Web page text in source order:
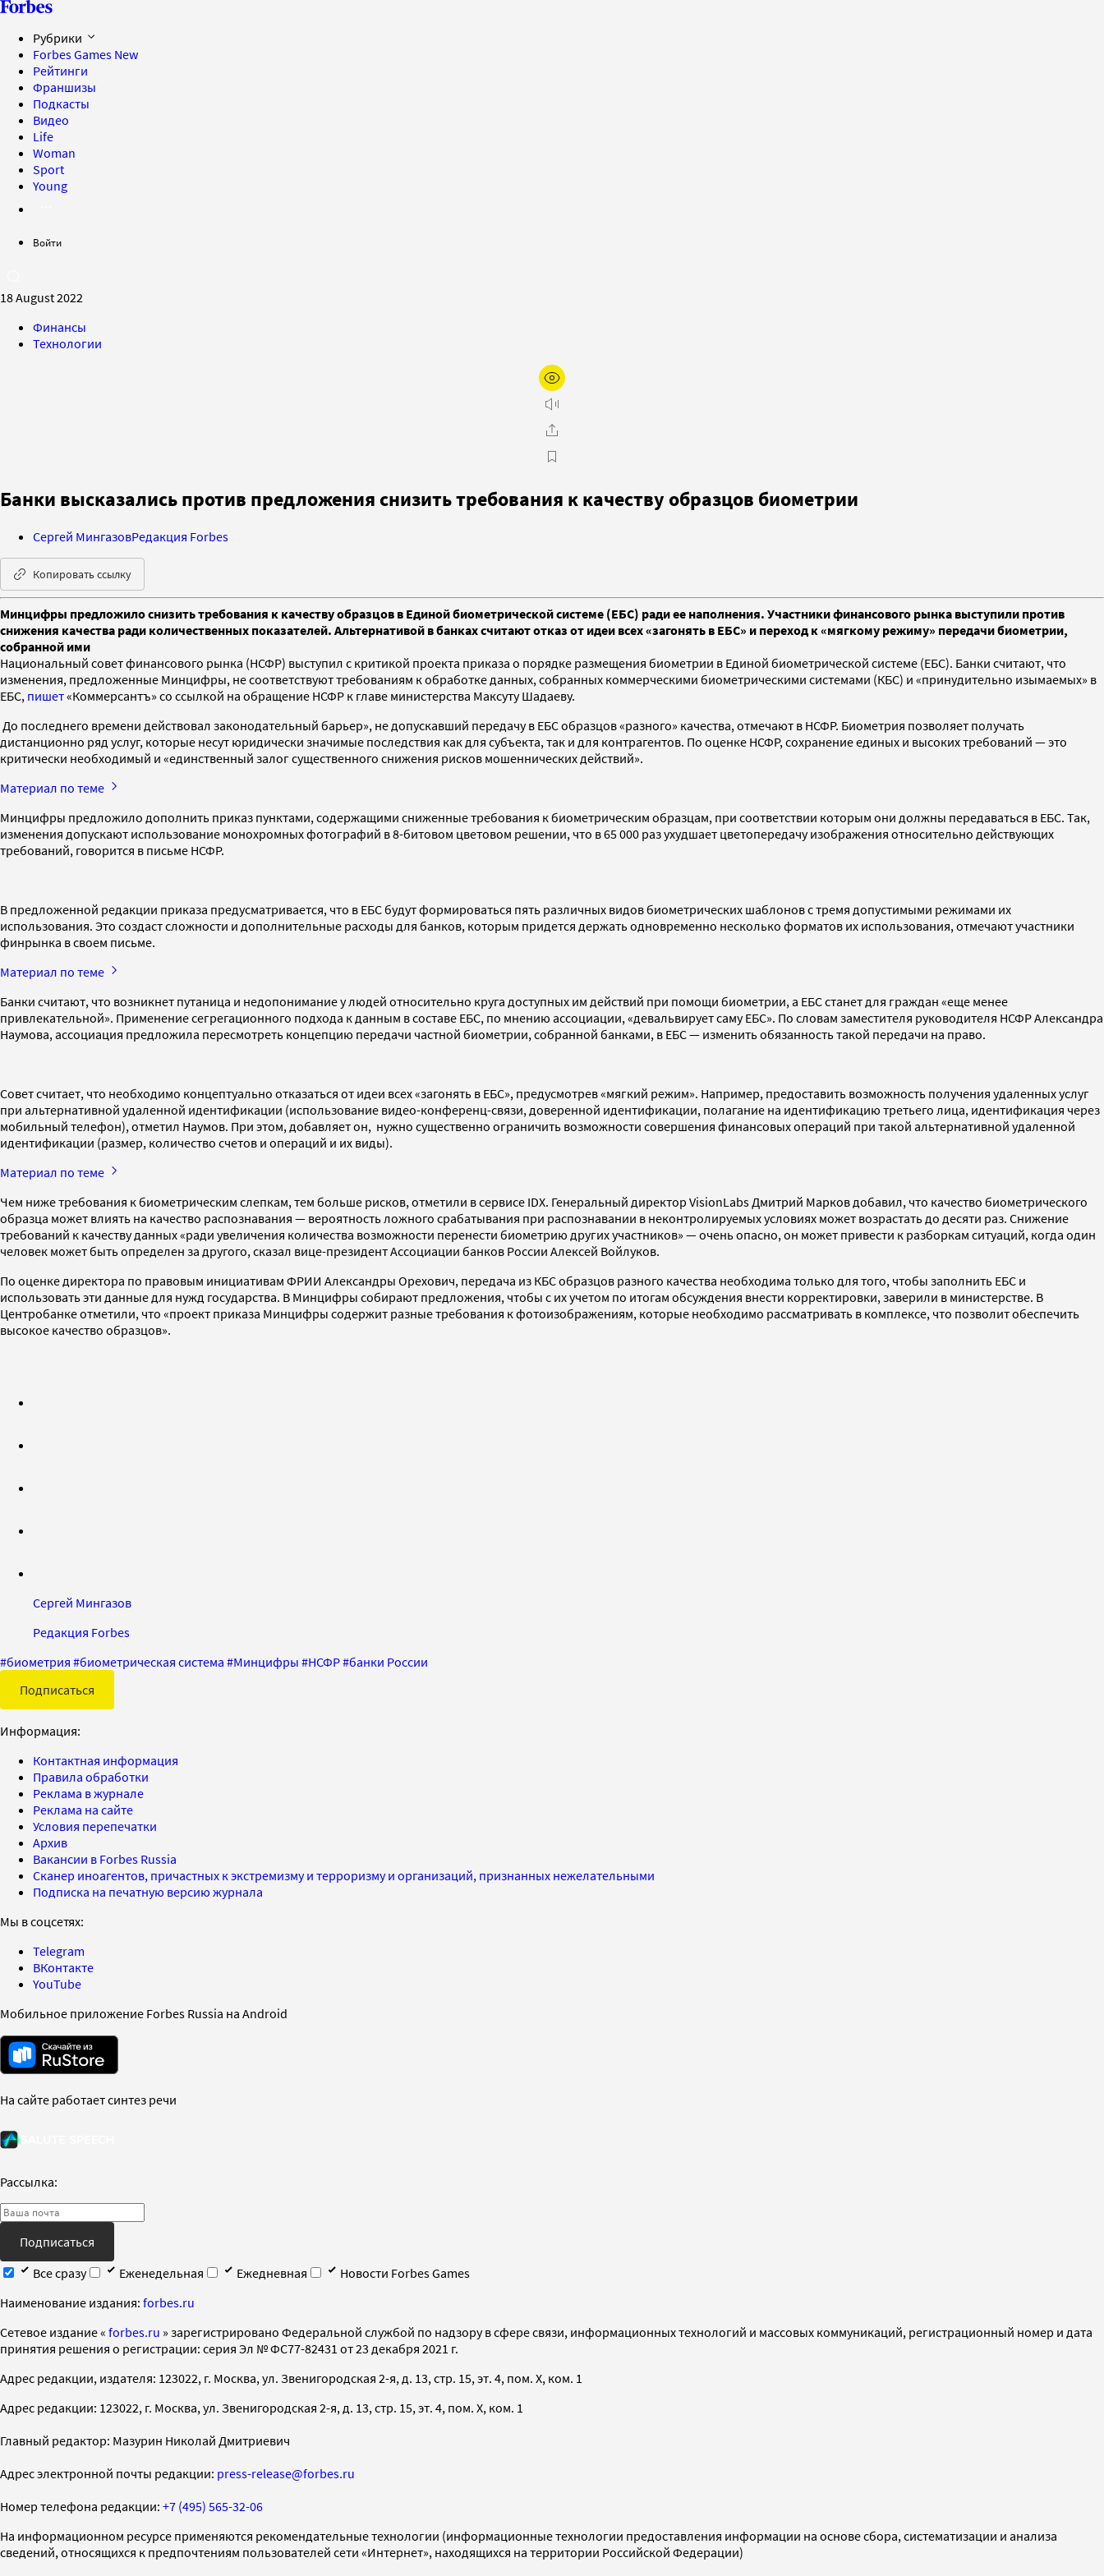
Рубрики
Forbes Games New
Рейтинги
Франшизы
Подкасты
Видео
Life
Woman
Sport
Young
Войти
18 August 2022
Финансы
Технологии
Банки высказались против предложения снизить требования к качеству образцов биометрии
Сергей МингазовРедакция Forbes
Копировать ссылку
Минцифры предложило снизить требования к качеству образцов в Единой биометрической системе (ЕБС) ради ее наполнения. Участники финансового рынка выступили против
снижения качества ради количественных показателей. Альтернативой в банках считают отказ от идеи всех «загонять в ЕБС» и переход к «мягкому режиму» передачи биометрии,
собранной ими
Национальный совет финансового рынка (НСФР) выступил с критикой проекта приказа о порядке размещения биометрии в Единой биометрической системе (ЕБС). Банки считают, что
изменения, предложенные Минцифры, не соответствуют требованиям к обработке данных, собранных коммерческими биометрическими системами (КБС) и «принудительно изымаемых» в
ЕБС, пишет«Коммерсантъ» со ссылкой на обращение НСФР к главе министерства Максуту Шадаеву.
До последнего времени действовал законодательный барьер», не допускавший передачу в ЕБС образцов «разного» качества, отмечают в НСФР. Биометрия позволяет получать
дистанционно ряд услуг, которые несут юридически значимые последствия как для субъекта, так и для контрагентов. По оценке НСФР, сохранение единых и высоких требований — это
критически необходимый и «единственный залог существенного снижения рисков мошеннических действий».
Материал по теме
Минцифры предложило дополнить приказ пунктами, содержащими сниженные требования к биометрическим образцам, при соответствии которым они должны передаваться в ЕБС. Так,
изменения допускают использование монохромных фотографий в 8-битовом цветовом решении, что в 65 000 раз ухудшает цветопередачу изображения относительно действующих
требований, говорится в письме НСФР.
В предложенной редакции приказа предусматривается, что в ЕБС будут формироваться пять различных видов биометрических шаблонов с тремя допустимыми режимами их
использования. Это создаст сложности и дополнительные расходы для банков, которым придется держать одновременно несколько форматов их использования, отмечают участники
финрынка в своем письме.
Материал по теме
Банки считают, что возникнет путаница и недопонимание у людей относительно круга доступных им действий при помощи биометрии, а ЕБС станет для граждан «еще менее
привлекательной». Применение сегрегационного подхода к данным в составе ЕБС, по мнению ассоциации, «девальвирует саму ЕБС». По словам заместителя руководителя НСФР Александра
Наумова, ассоциация предложила пересмотреть концепцию передачи частной биометрии, собранной банками, в ЕБС — изменить обязанность такой передачи на право.
Совет считает, что необходимо концептуально отказаться от идеи всех «загонять в ЕБС», предусмотрев «мягкий режим». Например, предоставить возможность получения удаленных услуг
при альтернативной удаленной идентификации (использование видео-конференц-связи, доверенной идентификации, полагание на идентификацию третьего лица, идентификация через
мобильный телефон), отметил Наумов. При этом, добавляет он, нужно существенно ограничить возможности совершения финансовых операций при такой альтернативной удаленной
идентификации (размер, количество счетов и операций и их виды).
Материал по теме
Чем ниже требования к биометрическим слепкам, тем больше рисков, отметили в сервисе IDX. Генеральный директор VisionLabs Дмитрий Марков добавил, что качество биометрического
образца может влиять на качество распознавания — вероятность ложного срабатывания при распознавании в неконтролируемых условиях может возрастать до десяти раз. Снижение
требований к качеству данных «ради увеличения количества возможности перенести биометрию других участников» — очень опасно, он может привести к разборкам ситуаций, когда один
человек может быть определен за другого, сказал вице-президент Ассоциации банков России Алексей Войлуков.
По оценке директора по правовым инициативам ФРИИ Александры Орехович, передача из КБС образцов разного качества необходима только для того, чтобы заполнить ЕБС и
использовать эти данные для нужд государства. В Минцифры собирают предложения, чтобы с их учетом по итогам обсуждения внести корректировки, заверили в министерстве. В
Центробанке отметили, что «проект приказа Минцифры содержит разные требования к фотоизображениям, которые необходимо рассматривать в комплексе, что позволит обеспечить
высокое качество образцов».
Сергей Мингазов
Редакция Forbes
#биометрия #биометрическая система #Минцифры #НСФР#банки России
Подписаться
Информация:
Контактная информация
Правила обработки
Реклама в журнале
Реклама на сайте
Условия перепечатки
Архив
Вакансии в Forbes Russia
Сканер иноагентов, причастных к экстремизму и терроризму и организаций, признанных нежелательными
Подписка на печатную версию журнала
Мы в соцсетях:
Telegram
ВКонтакте
YouTube
Мобильное приложение Forbes Russia на Android
На сайте работает синтез речи
Рассылка:
Подписаться
Все сразу
Еженедельная Ежедневная
Новости Forbes Games
Наименование издания: forbes.ru
Cетевое издание « forbes.ru » зарегистрировано Федеральной службой по надзору в сфере связи, информационных технологий и массовых коммуникаций, регистрационный номер и дата
принятия решения о регистрации: серия Эл № ФС77-82431 от 23 декабря 2021 г.
Адрес редакции, издателя: 123022, г. Москва, ул. Звенигородская 2-я, д. 13, стр. 15, эт. 4, пом. X, ком. 1
Адрес редакции: 123022, г. Москва, ул. Звенигородская 2-я, д. 13, стр. 15, эт. 4, пом. X, ком. 1
Главный редактор: Мазурин Николай Дмитриевич
Адрес электронной почты редакции: press-release@forbes.ru
Номер телефона редакции: +7 (495) 565-32-06
На информационном ресурсе применяются рекомендательные технологии (информационные технологии предоставления информации на основе сбора, систематизации и анализа
сведений, относящихся к предпочтениям пользователей сети «Интернет», находящихся на территории Российской Федерации)